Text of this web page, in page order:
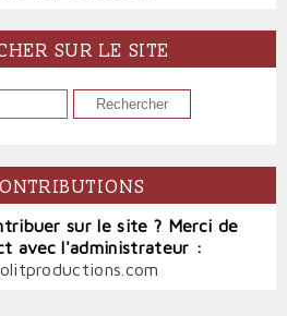
SUR LE SITE
sur le site ? Merci de
avec l'administrateur :